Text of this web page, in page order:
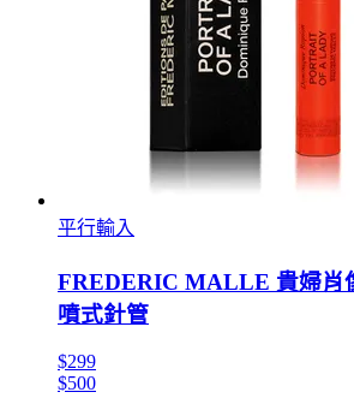
平行輸入
FREDERIC MALLE 貴婦肖
噴式針管
$299
$500